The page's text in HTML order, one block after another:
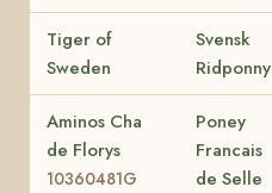
Tiger of
Sweden
Svensk
Ridponny
Aminos Cha
de Florys
10360481G
Poney
Francais
de Selle